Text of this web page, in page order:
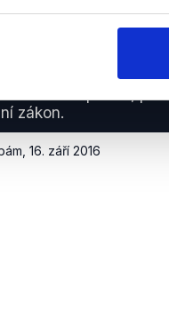
A sedím v dozorčí
zákon.
16. září 2016